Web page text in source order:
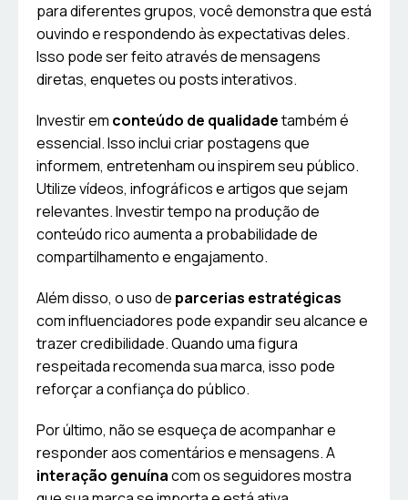
para diferentes grupos, você demonstra que está
ouvindo e respondendo às expectativas deles.
Isso pode ser feito através de mensagens
diretas, enquetes ou posts interativos.
Investir em conteúdo de qualidadetambém é
essencial. Isso inclui criar postagens que
informem, entretenham ou inspirem seu público.
Utilize vídeos, infográficos e artigos que sejam
relevantes. Investir tempo na produção de
conteúdo rico aumenta a probabilidade de
compartilhamento e engajamento.
Além disso, o uso de parcerias estratégicas
com influenciadores pode expandir seu alcance e
trazer credibilidade. Quando uma figura
respeitada recomenda sua marca, isso pode
reforçar a confiança do público.
Por último, não se esqueça de acompanhar e
responder aos comentários e mensagens. A
interação genuínacom os seguidores mostra